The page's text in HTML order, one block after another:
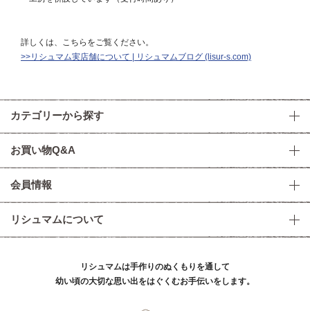
詳しくは、こちらをご覧ください。
>>リシュマム実店舗について | リシュマムブログ (lisur-s.com)
カテゴリーから探す
お買い物Q&A
会員情報
リシュマムについて
リシュマムは手作りのぬくもりを通して
幼い頃の大切な思い出をはぐくむお手伝いをします。